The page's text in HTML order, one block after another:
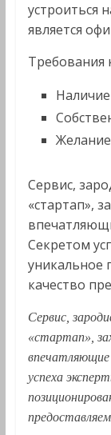
устроиться
является
Требования
Сервис,
«стартап»,
Секретом
уникальное
качество
Сервис,
«стартап»,
успеха